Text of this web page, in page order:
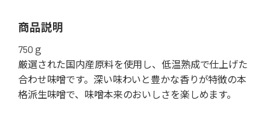
商品説明
750ｇ
厳選された国内産原料を使用し、低温熟成で仕上げた
合わせ味噌です。深い味わいと豊かな香りが特徴の本
格派生味噌で、味噌本来のおいしさを楽しめます。